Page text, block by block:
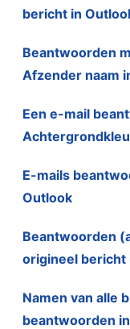
bericht in
Beantwoorden
Afzender naam
Een e-mail
E-mails
Outlook
Beantwoorden
origineel bericht
Namen van alle
beantwoorden